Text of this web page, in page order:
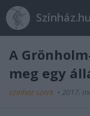
Színház.hu
A
meg egy
szinhaz szerk. • 2017.